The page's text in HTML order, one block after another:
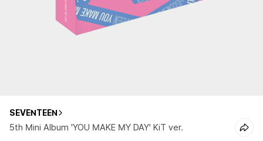
SEVENTEEN
5th Mini Album 'YOU MAKE MY DAY' KiT ver.